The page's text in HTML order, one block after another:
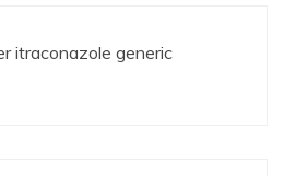
itraconazole generic